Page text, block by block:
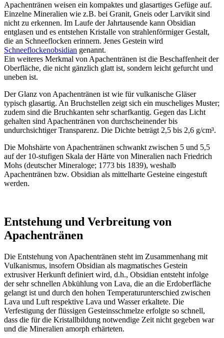
Apachentränen weisen ein kompaktes und glasartiges Gefüge auf.
Einzelne Mineralien wie z.B. bei Granit, Gneis oder Larvikit sind
nicht zu erkennen. Im Laufe der Jahrtausende kann Obsidian
entglasen und es entstehen Kristalle von strahlenförmiger Gestalt,
die an Schneeflocken erinnern. Jenes Gestein wird
Schneeflockenobsidian genannt.
Ein weiteres Merkmal von Apachentränen ist die Beschaffenheit der
Oberfläche, die nicht gänzlich glatt ist, sondern leicht gefurcht und
uneben ist.
Der Glanz von Apachentränen ist wie für vulkanische Gläser
typisch glasartig. An Bruchstellen zeigt sich ein muscheliges Muster;
zudem sind die Bruchkanten sehr scharfkantig. Gegen das Licht
gehalten sind Apachentränen von durchscheinender bis
undurchsichtiger Transparenz. Die Dichte beträgt 2,5 bis 2,6 g/cm³.
Die Mohshärte von Apachentränen schwankt zwischen 5 und 5,5
auf der 10-stufigen Skala der Härte von Mineralien nach Friedrich
Mohs (deutscher Mineraloge; 1773 bis 1839), weshalb
Apachentränen bzw. Obsidian als mittelharte Gesteine eingestuft
werden.
Entstehung und Verbreitung von
Apachentränen
Die Entstehung von Apachentränen steht im Zusammenhang mit
Vulkanismus, insofern Obsidian als magmatisches Gestein
extrusiver Herkunft definiert wird, d.h., Obsidian entsteht infolge
der sehr schnellen Abkühlung von Lava, die an die Erdoberfläche
gelangt ist und durch den hohen Temperaturunterschied zwischen
Lava und Luft respektive Lava und Wasser erkaltete. Die
Verfestigung der flüssigen Gesteinsschmelze erfolgte so schnell,
dass die für die Kristallbildung notwendige Zeit nicht gegeben war
und die Mineralien amorph erhärteten.